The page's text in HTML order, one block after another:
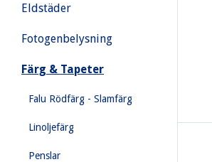
Eldstäder
Fotogenbelysning
Färg & Tapeter
Falu Rödfärg - Slamfärg
Linoljefärg
Penslar